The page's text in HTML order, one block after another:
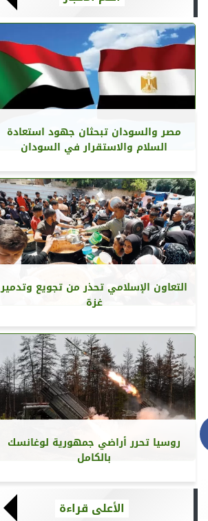
مصر والسودان تبحثان جهود استعادة
السلام والاستقرار في السودان
التعاون الإسلامي تحذر من تجويع وتدمير
غزة
روسيا تحرر أراضي جمهورية لوغانسك
بالكامل
الأعلى قراءة